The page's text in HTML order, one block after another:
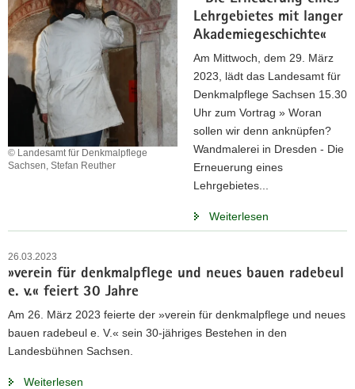
Lehrgebietes mit langer
Akademiegeschichte«
© Landesamt für Denkmalpflege
Sachsen, Stefan Reuther
Am Mittwoch, dem 29. März
2023, lädt das Landesamt für
Denkmalpflege Sachsen 15.30
Uhr zum Vortrag » Woran
sollen wir denn anknüpfen?
Wandmalerei in Dresden - Die
Erneuerung eines
Lehrgebietes...
Weiterlesen
26.03.2023
»verein für denkmalpflege und neues bauen radebeul
e. v.« feiert 30 Jahre
Am 26. März 2023 feierte der »verein für denkmalpflege und neues
bauen radebeul e. V.« sein 30-jähriges Bestehen in den
Landesbühnen Sachsen.
Weiterlesen